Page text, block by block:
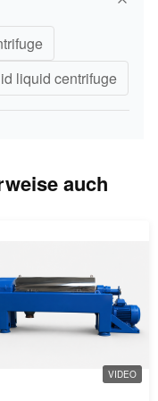
liquid centrifuge
auch
VIDEO